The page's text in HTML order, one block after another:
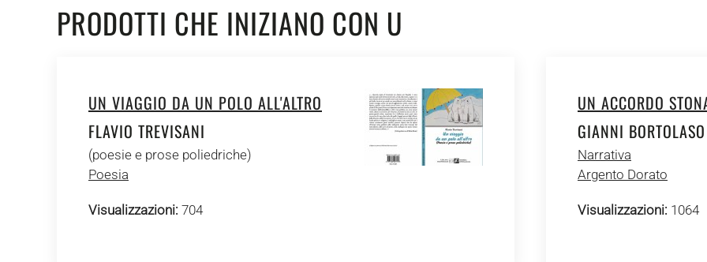
PRODOTTI CHE INIZIANO CON U
UN VIAGGIO DA UN POLO ALL'ALTRO
FLAVIO TREVISANI
(poesie e prose poliedriche)
Poesia
Visualizzazioni: 704
UN ACCORDO
GIANNI BORTOLASO
Narrativa
Argento Dorato
Visualizzazioni: 1064